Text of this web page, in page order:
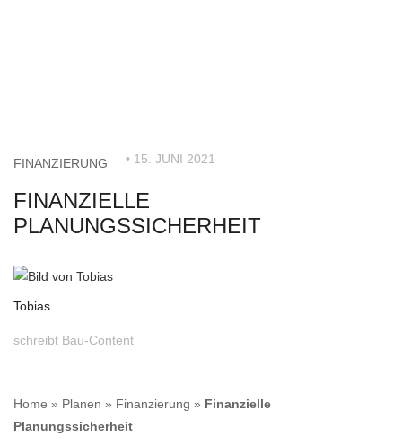
FINANZIERUNG • 15. JUNI 2021
FINANZIELLE
PLANUNGSSICHERHEIT
Tobias
schreibt Bau-Content
Home » Planen » Finanzierung » Finanzielle
Planungssicherheit